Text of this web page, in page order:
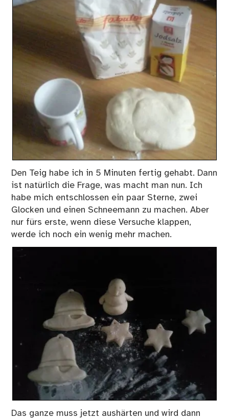
Den Teig habe ich in 5 Minuten fertig gehabt. Dann
ist natürlich die Frage, was macht man nun. Ich
habe mich entschlossen ein paar Sterne, zwei
Glocken und einen Schneemann zu machen. Aber
nur fürs erste, wenn diese Versuche klappen,
werde ich noch ein wenig mehr machen.
Das ganze muss jetzt aushärten und wird dann